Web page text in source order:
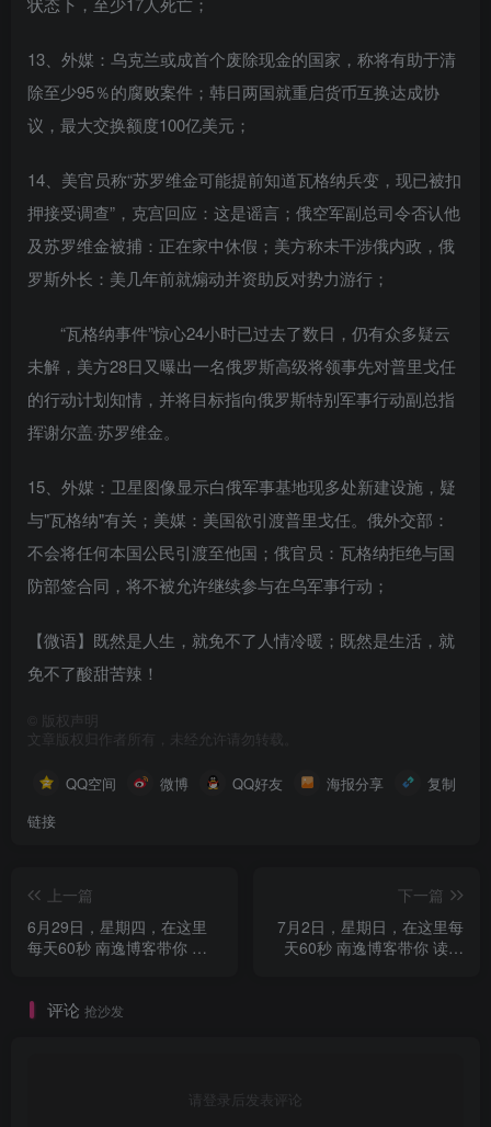
13、外媒：乌克兰或成首个废除现金的国家，称将有助于清
除至少95％的腐败案件；韩日两国就重启货币互换达成协
议，最大交换额度100亿美元；
14、美官员称“苏罗维金可能提前知道瓦格纳兵变，现已被扣
押接受调查”，克宫回应：这是谣言；俄空军副总司令否认他
及苏罗维金被捕：正在家中休假；美方称未干涉俄内政，俄
罗斯外长：美几年前就煽动并资助反对势力游行；
“瓦格纳事件”惊心24小时已过去了数日，仍有众多疑云
未解，美方28日又曝出一名俄罗斯高级将领事先对普里戈任
的行动计划知情，并将目标指向俄罗斯特别军事行动副总指
挥谢尔盖·苏罗维金。
15、外媒：卫星图像显示白俄军事基地现多处新建设施，疑
与"瓦格纳"有关；美媒：美国欲引渡普里戈任。俄外交部：
不会将任何本国公民引渡至他国；俄官员：瓦格纳拒绝与国
防部签合同，将不被允许继续参与在乌军事行动；
【微语】既然是人生，就免不了人情冷暖；既然是生活，就
免不了酸甜苦辣！
版权声明
文章版权归作者所有，未经允许请勿转载。
QQ空间 微博 QQ好友 海报分享
复制
链接
上一篇
6月29日，星期四，在这里
每天60秒 南逸博客带你 读
下一篇
7月2日，星期日，在这里每
天60秒 南逸博客带你 读懂
评论 抢沙发
请登录后发表评论